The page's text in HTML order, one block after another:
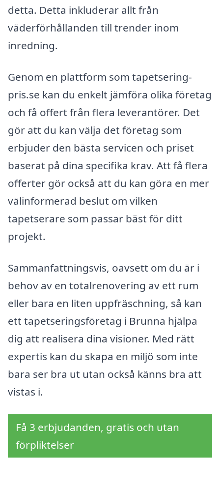
detta. Detta inkluderar allt från
väderförhållanden till trender inom
inredning.
Genom en plattform som tapetsering-
pris.se kan du enkelt jämföra olika företag
och få offert från flera leverantörer. Det
gör att du kan välja det företag som
erbjuder den bästa servicen och priset
baserat på dina specifika krav. Att få flera
offerter gör också att du kan göra en mer
välinformerad beslut om vilken
tapetserare som passar bäst för ditt
projekt.
Sammanfattningsvis, oavsett om du är i
behov av en totalrenovering av ett rum
eller bara en liten uppfräschning, så kan
ett tapetseringsföretag i Brunna hjälpa
dig att realisera dina visioner. Med rätt
expertis kan du skapa en miljö som inte
bara ser bra ut utan också känns bra att
vistas i.
Få 3 erbjudanden, gratis och utan
förpliktelser